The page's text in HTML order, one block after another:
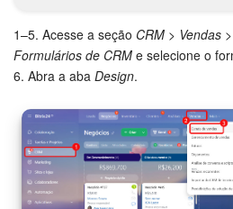
Contact Center
Telefonia
CRM + Loja On-line
Sales Center
1–5. Acesse a seção CRM > Vendas
Formulários de CRM e selecione o
6. Abra a aba Design.